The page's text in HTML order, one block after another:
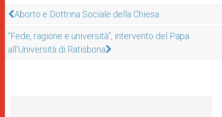
Aborto e Dottrina Sociale della Chiesa
“Fede, ragione e università”, intervento del Papa
all’Università di Ratisbona